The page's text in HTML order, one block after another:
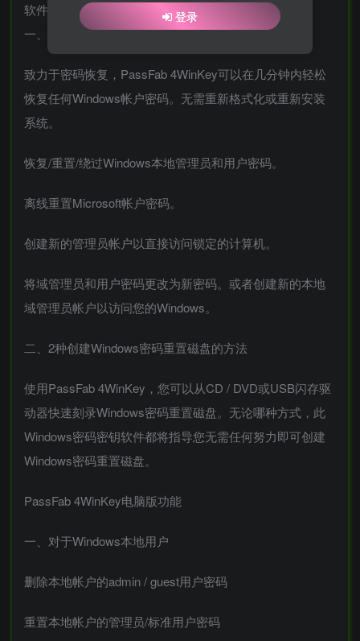
软件功能说明
一、100％恢复所有Windows用户帐户密码
致力于密码恢复，PassFab 4WinKey可以在几分钟内轻松
恢复任何Windows帐户密码。无需重新格式化或重新安装
系统。
恢复/重置/绕过Windows本地管理员和用户密码。
离线重置Microsoft帐户密码。
创建新的管理员帐户以直接访问锁定的计算机。
将域管理员和用户密码更改为新密码。或者创建新的本地
域管理员帐户以访问您的Windows。
二、2种创建Windows密码重置磁盘的方法
使用PassFab 4WinKey，您可以从CD / DVD或USB闪存驱
动器快速刻录Windows密码重置磁盘。无论哪种方式，此
Windows密码密钥软件都将指导您无需任何努力即可创建
Windows密码重置磁盘。
PassFab 4WinKey电脑版功能
一、对于Windows本地用户
删除本地帐户的admin / guest用户密码
重置本地帐户的管理员/标准用户密码
登录